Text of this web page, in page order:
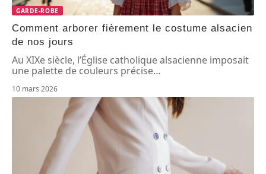
GARDE-ROBE
Comment arborer fièrement le costume alsacien
de nos jours
Au XIXe siècle, l’Église catholique alsacienne imposait
une palette de couleurs précise…
10 mars 2026